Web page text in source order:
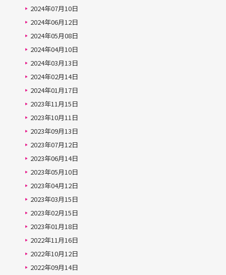
2024年07月10日
2024年06月12日
2024年05月08日
2024年04月10日
2024年03月13日
2024年02月14日
2024年01月17日
2023年11月15日
2023年10月11日
2023年09月13日
2023年07月12日
2023年06月14日
2023年05月10日
2023年04月12日
2023年03月15日
2023年02月15日
2023年01月18日
2022年11月16日
2022年10月12日
2022年09月14日